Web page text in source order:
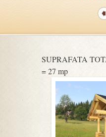
SUPRAFATA
= 27 mp